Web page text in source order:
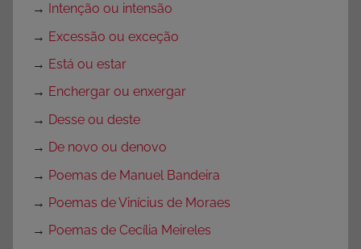
→
Intenção ou intensão
→ Excessão ou exceção
→ Está ou estar
→ Enchergar ou enxergar
→ Desse ou deste
→ De novo ou denovo
→ Poemas de Manuel Bandeira
→ Poemas de Vinícius de Moraes
→ Poemas de Cecília Meireles